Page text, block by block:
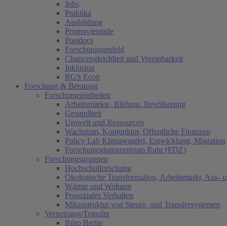
Jobs
Praktika
Ausbildung
Promovierende
Postdocs
Forschungsumfeld
Chancengleichheit und Vereinbarkeit
Inklusion
RGS Econ
Forschung & Beratung
Forschungseinheiten
Arbeitsmärkte, Bildung, Bevölkerung
Gesundheit
Umwelt und Ressourcen
Wachstum, Konjunktur, Öffentliche Finanzen
Policy Lab Klimawandel, Entwicklung, Migration
Forschungsdatenzentrum Ruhr (FDZ)
Forschungsgruppen
Hochschulforschung
Ökologische Transformation, Arbeitsmarkt, Aus-
Wärme und Wohnen
Prosoziales Verhalten
Mikrostruktur von Steuer- und Transfersystemen
Vernetzung/Transfer
Büro Berlin